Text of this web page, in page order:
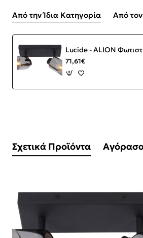
Από την Ίδια Κατηγορία Από
71,61€
Σχετικά Προϊόντα